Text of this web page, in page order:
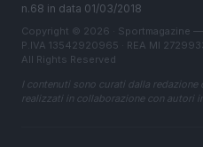
n.68 in data 01/03/2018
Copyright © 2026 · Sportmagazine
P.IVA 13542920965 · REA MI
All Rights Reserved
I contenuti sono curati dalla
realizzati in collaborazione con autori